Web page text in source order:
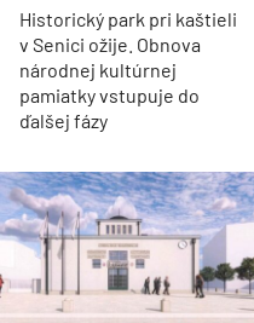
Historický park pri kaštieli
v Senici ožije. Obnova
národnej kultúrnej
pamiatky vstupuje do
ďalšej fázy